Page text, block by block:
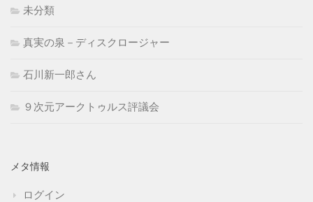
未分類
真実の泉－ディスクロージャー
石川新一郎さん
９次元アークトゥルス評議会
メタ情報
ログイン